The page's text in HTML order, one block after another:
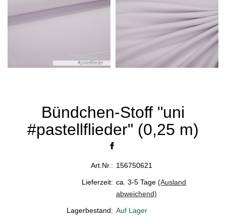
Bündchen-Stoff "uni
#pastellflieder" (0,25 m)
Art.Nr.: 156750621
Lieferzeit: ca. 3-5 Tage (Ausland
abweichend)
Lagerbestand: Auf Lager